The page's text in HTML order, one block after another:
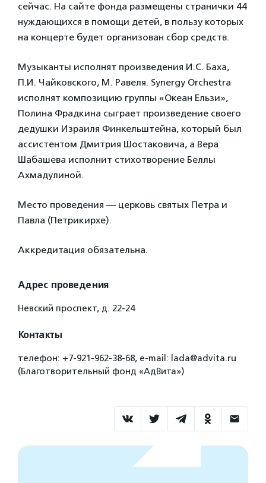
сейчас. На сайте фонда размещены странички 44
нуждающихся в помощи детей, в пользу которых
на концерте будет организован сбор средств.
Музыканты исполнят произведения И.С. Баха,
П.И. Чайковского, М. Равеля. Synergy Orchestra
исполнят композицию группы «Океан Ельзи»,
Полина Фрадкина сыграет произведение своего
дедушки Израиля Финкельштейна, который был
ассистентом Дмитрия Шостаковича, а Вера
Шабашева исполнит стихотворение Беллы
Ахмадулиной.
Место проведения — церковь святых Петра и
Павла (Петрикирхе).
Аккредитация обязательна.
Адрес проведения
Невский проспект, д. 22-24
Контакты
телефон: +7-921-962-38-68, e-mail: lada@advita.ru
(Благотворительный фонд «АдВита»)